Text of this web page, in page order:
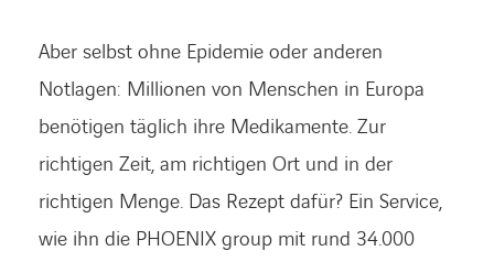
Aber selbst ohne Epidemie oder anderen
Notlagen: Millionen von Menschen in Europa
benötigen täglich ihre Medikamente. Zur
richtigen Zeit, am richtigen Ort und in der
richtigen Menge. Das Rezept dafür? Ein Service,
wie ihn die PHOENIX group mit rund 34.000